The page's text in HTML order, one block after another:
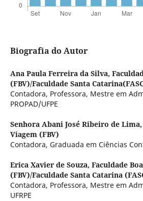
Biografia do Autor
Ana Paula Ferreira da Silva,
(FBV)/Faculdade Santa
Contadora, Professora, Mestre em
PROPAD/UFPE
Senhora Abani José Ribeiro de Lima,
Viagem (FBV)
Contadora, Graduada em Ciências
Erica Xavier de Souza, Faculdade
(FBV)/Faculdade Santa Catarina
Contadora, Professora, Mestre em
UFRPE